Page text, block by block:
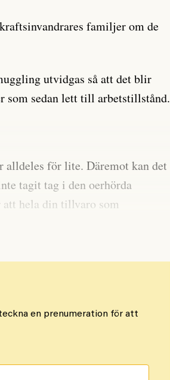
familjer om de
utvidgas så att det blir
som sedan lett till arbetstillstånd.
alldeles för lite. Däremot kan det
tagit tag i den oerhörda
hela din tillvaro som
en prenumeration för att